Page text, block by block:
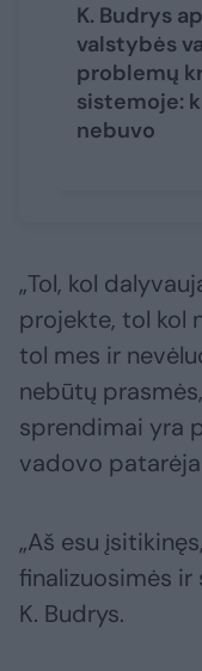
K. Budrys
valstybės
problemų
sistemoje:
nebuvo
„Tol, kol
projekte, tol kol
tol mes ir
nebūtų
sprendimai yra
vadovo
„Aš esu
finalizuosimės
K. Budrys.